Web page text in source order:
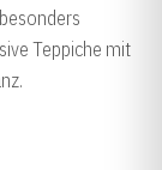
Teppiche mit